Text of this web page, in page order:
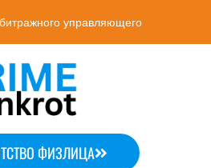
управляющего
ФИЗЛИЦА